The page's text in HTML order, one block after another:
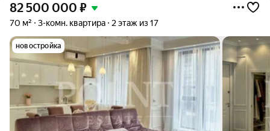
82 500 000 ₽
70 м² 3-комн. квартира 2 этаж из 17
новостройка